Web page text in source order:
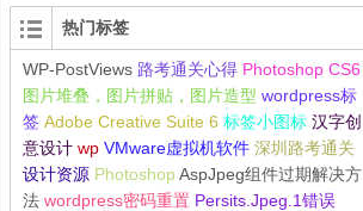
热门标签
WP-PostViews 路考通关心得 Photoshop CS6
图片堆叠，图片拼贴，图片造型 wordpress标
签 Adobe Creative Suite 6 标签小图标 汉字创
意设计 wp VMware虚拟机软件 深圳路考通关
设计资源 Photoshop AspJpeg组件过期解决方
法 wordpress密码重置 Persits.Jpeg.1错误